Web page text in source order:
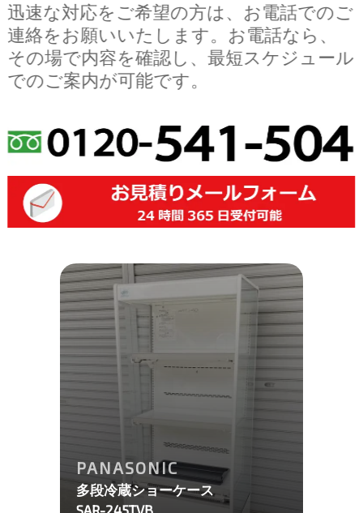
迅速な対応をご希望の方は、お電話でのご
連絡をお願いいたします。お電話なら、
その場で内容を確認し、最短スケジュール
でのご案内が可能です。
PANASONIC
多段冷蔵ショーケース
SAR-245TVB